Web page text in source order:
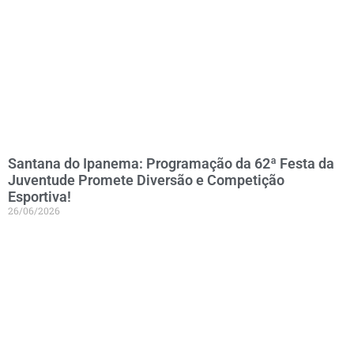
Santana do Ipanema: Programação da 62ª Festa da
Juventude Promete Diversão e Competição
Esportiva!
26/06/2026